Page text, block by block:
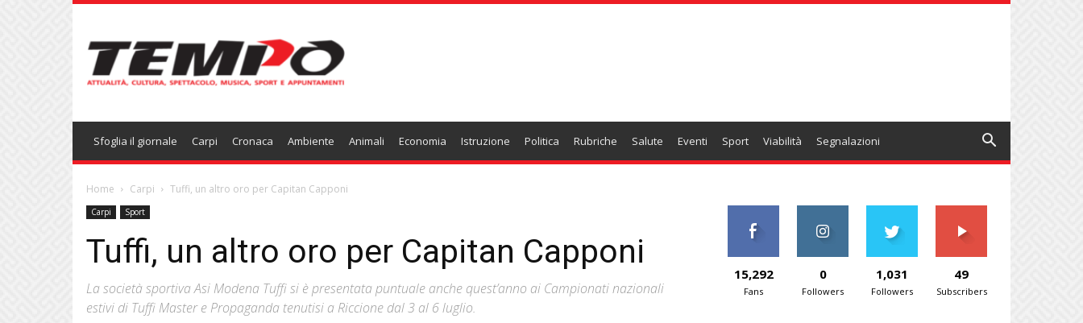
Sfoglia il giornale Carpi Cronaca Ambiente Animali Economia Istruzione Politica Rubriche Salute Eventi Sport Viabilità Segnalazioni
Home Carpi Tuffi, un altro oro per Capitan Capponi
Carpi Sport
Tuffi, un altro oro per Capitan Capponi
La società sportiva Asi Modena Tuffi si è presentata puntuale anche quest’anno ai Campionati nazionali
estivi di Tuffi Master e Propaganda tenutisi a Riccione dal 3 al 6 luglio.
15,292
Fans
0
Followers
1,031
Followers
49
Subscribers